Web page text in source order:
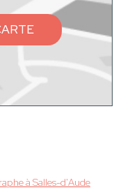
à Salles-d'Aude